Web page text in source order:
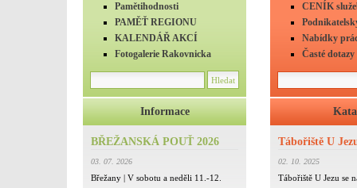
Pamětihodnosti
PAMĚŤ REGIONU
KALENDÁŘ AKCÍ
Fotogalerie Rakovnicka
Informace
BŘEŽANSKÁ POUŤ 2026
03. 07. 2026
Břežany | V sobotu a neděli 11.-12.
CENÍK
Nabídky
Časté
Tábořiště U
02. 10. 2025
Tábořiště U Jezu se